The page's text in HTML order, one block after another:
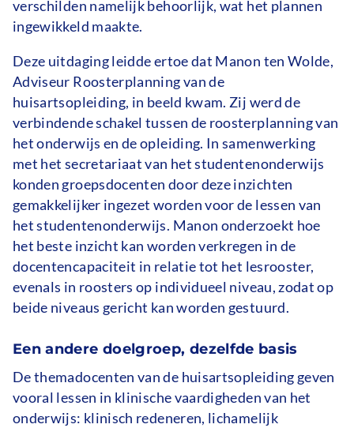
verschilden namelijk behoorlijk, wat het plannen
ingewikkeld maakte.
Deze uitdaging leidde ertoe dat Manon ten Wolde,
Adviseur Roosterplanning van de
huisartsopleiding, in beeld kwam. Zij werd de
verbindende schakel tussen de roosterplanning van
het onderwijs en de opleiding. In samenwerking
met het secretariaat van het studentenonderwijs
konden groepsdocenten door deze inzichten
gemakkelijker ingezet worden voor de lessen van
het studentenonderwijs. Manon onderzoekt hoe
het beste inzicht kan worden verkregen in de
docentencapaciteit in relatie tot het lesrooster,
evenals in roosters op individueel niveau, zodat op
beide niveaus gericht kan worden gestuurd.
Een andere doelgroep, dezelfde basis
De themadocenten van de huisartsopleiding geven
vooral lessen in klinische vaardigheden van het
onderwijs: klinisch redeneren, lichamelijk